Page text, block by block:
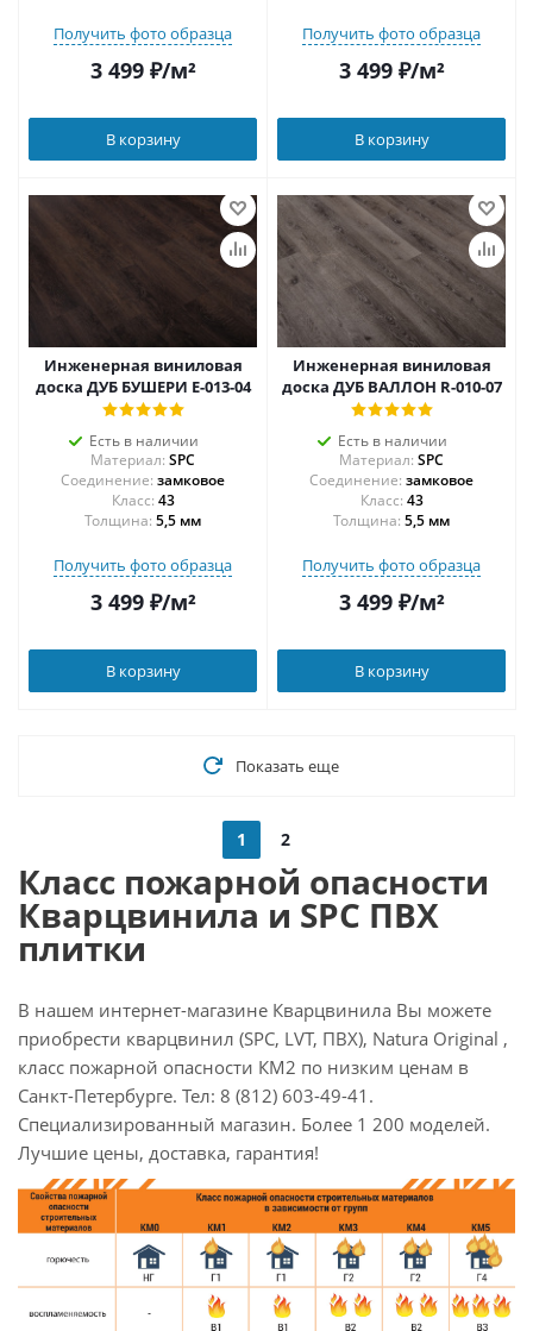
Получить фото образца
3 499₽/м²
В корзину
Получить фото образца
3 499₽/м²
В корзину
Инженерная виниловая
доска ДУБ БУШЕРИ E-013-04
Есть в наличии
Материал: SPC
Соединение: замковое
43
Толщина: 5,5 мм
Получить фото образца
3 499₽/м²
В корзину
Инженерная виниловая
доска ДУБ ВАЛЛОН R-010-07
Есть в наличии
Материал: SPC
Соединение: замковое
43
Толщина: 5,5 мм
Получить фото образца
3 499₽/м²
В корзину
Показать еще
1 2
Класс пожарной опасности
Кварцвинила и SPC ПВХ
плитки
В нашем интернет-магазине Кварцвинила Вы можете
приобрести кварцвинил (SPC, LVT, ПВХ), Natura Original ,
класс пожарной опасности КМ2 по низким ценам в
Санкт-Петербурге. Тел: 8 (812) 603-49-41.
Специализированный магазин. Более 1 200 моделей.
Лучшие цены, доставка, гарантия!